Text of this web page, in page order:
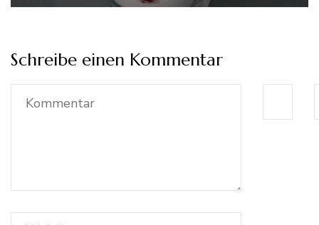
Schreibe einen Kommentar